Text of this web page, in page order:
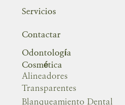
Servicios
Contactar
Odontología
Cosmética
Alineadores
Transparentes
Blanqueamiento Dental